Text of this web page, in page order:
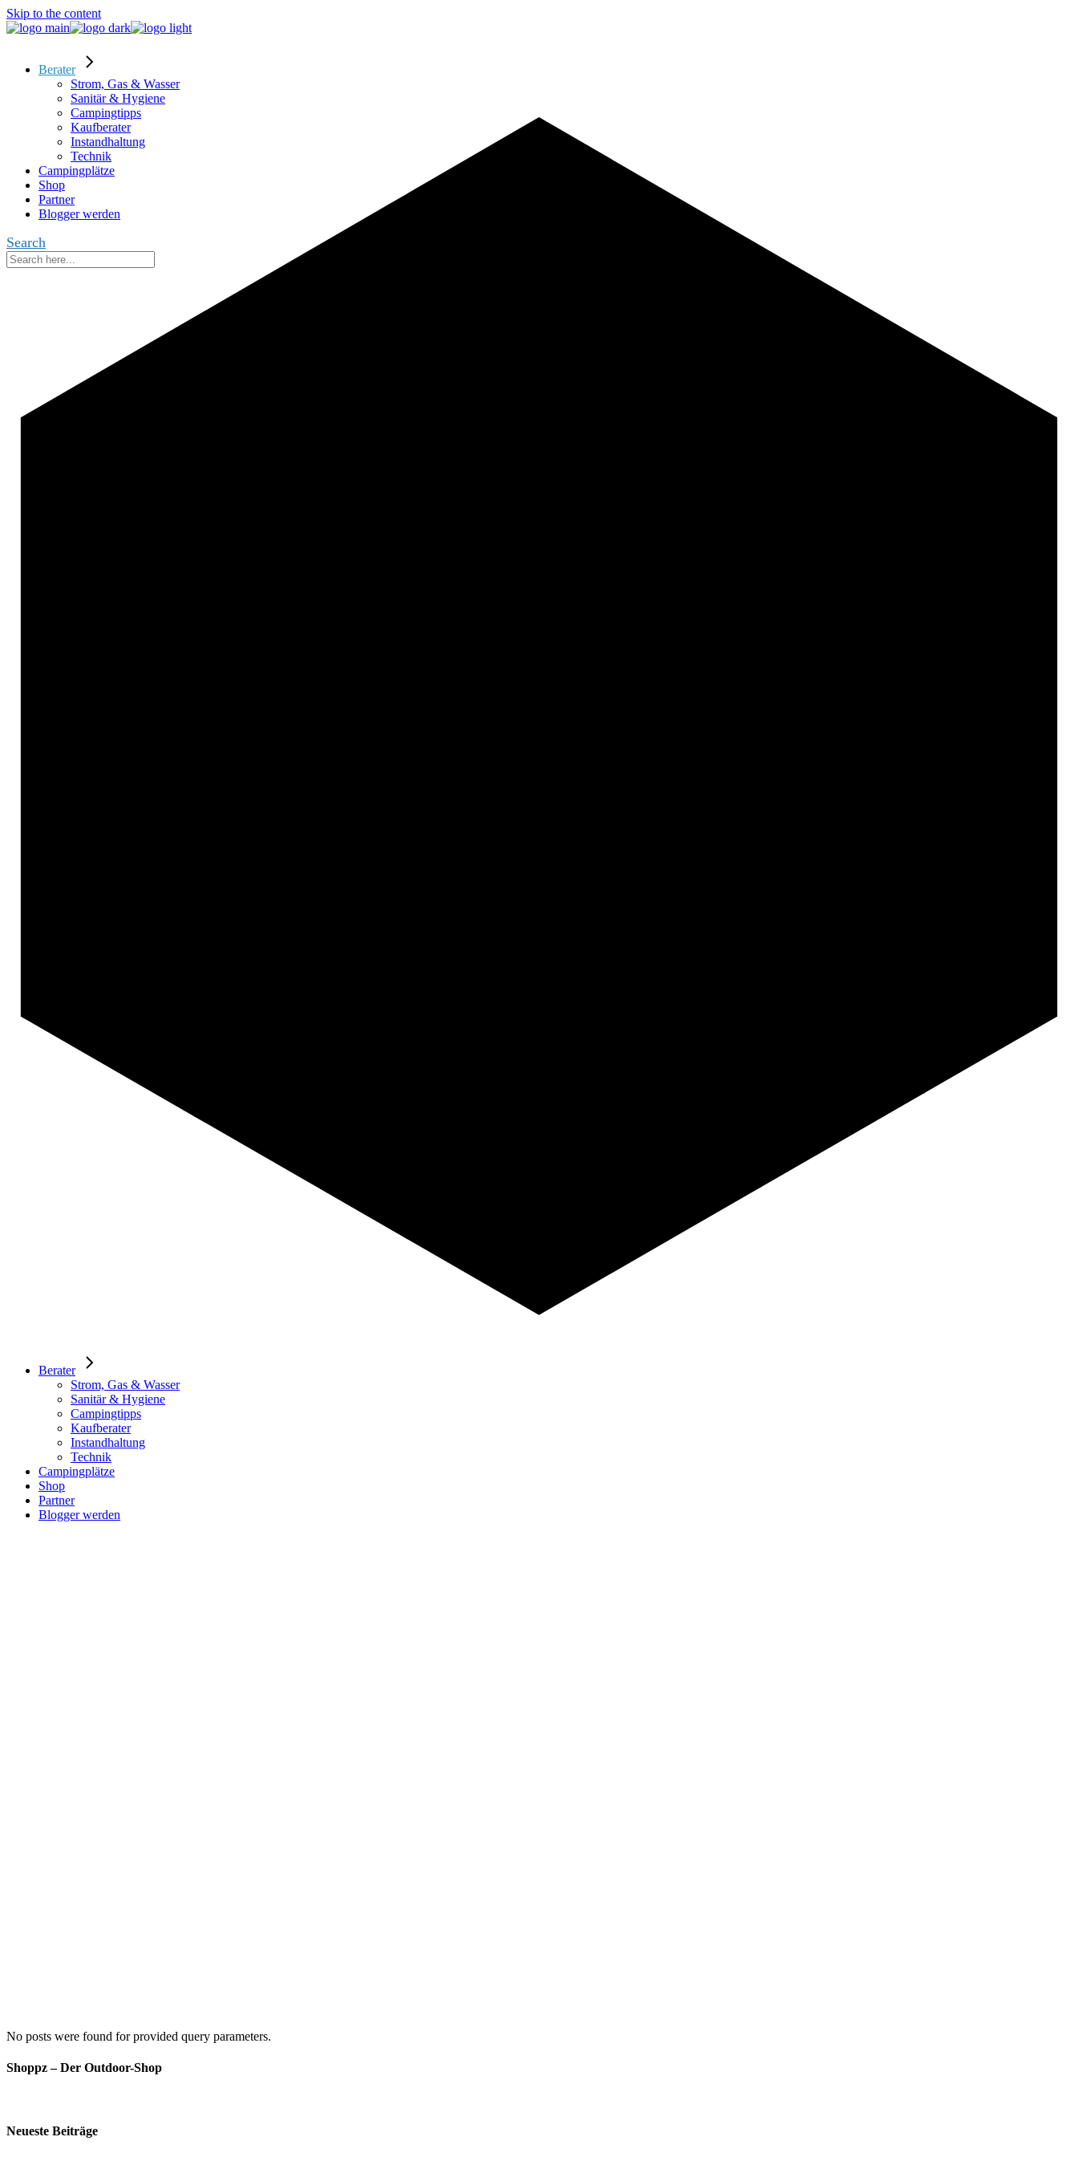
Skip to the content
Berater
Strom, Gas & Wasser
Sanitär & Hygiene
Campingtipps
Kaufberater
Instandhaltung
Technik
Campingplätze
Shop
Partner
Blogger werden
Search
Berater
Strom, Gas & Wasser
Sanitär & Hygiene
Campingtipps
Kaufberater
Instandhaltung
Technik
Campingplätze
Shop
Partner
Blogger werden
No posts were found for provided query parameters.
Shoppz – Der Outdoor-Shop
Neueste Beiträge